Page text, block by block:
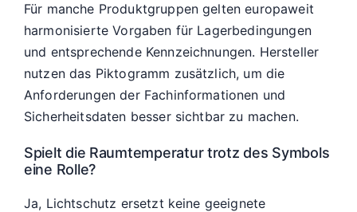
Für manche Produktgruppen gelten europaweit
harmonisierte Vorgaben für Lagerbedingungen
und entsprechende Kennzeichnungen. Hersteller
nutzen das Piktogramm zusätzlich, um die
Anforderungen der Fachinformationen und
Sicherheitsdaten besser sichtbar zu machen.
Spielt die Raumtemperatur trotz des Symbols
eine Rolle?
Ja, Lichtschutz ersetzt keine geeignete